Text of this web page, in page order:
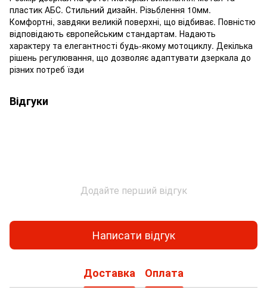
пластик АБС. Стильний дизайн. Різьблення 10мм.
Комфортні, завдяки великій поверхні, що відбиває. Повністю
відповідають європейським стандартам. Надають
характеру та елегантності будь-якому мотоциклу. Декілька
рішень регулювання, що дозволяє адаптувати дзеркала до
різних потреб їзди
Відгуки
Додайте перший відгук
Написати відгук
Доставка Оплата